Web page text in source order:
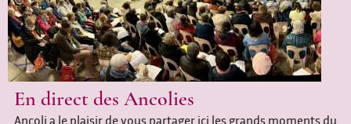
En direct des Ancolies
Ancoli a le plaisir de vous partager ici les grands moments du